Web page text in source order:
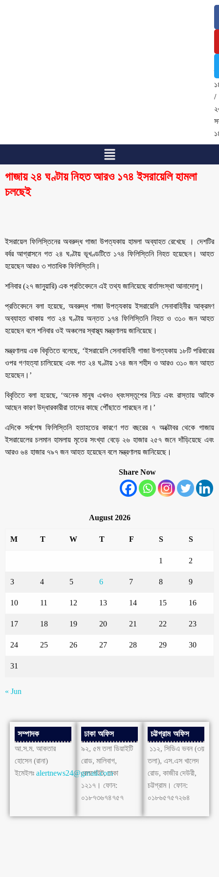
/
গাজায় ২৪ ঘণ্টায় নিহত আরও ১৭৪ ইসরায়েলি হামলা
চলছেই
ইসরায়েল ফিলিস্তিনের অবরুদ্ধ গাজা উপত্যকায় হামলা অব্যাহত রেখেছে । দেশটির
বর্বর আগ্রাসনে গত ২৪ ঘণ্টায় ভূখণ্ডটিতে ১৭৪ ফিলিস্তিনি নিহত হয়েছেন। আহত
হয়েছেন আরও ৩ শতাধিক ফিলিস্তিনি।
শনিবার (২৭ জানুয়ারি) এক প্রতিবেদনে এই তথ্য জানিয়েছে বার্তাসংস্থা আনাদোলু।
প্রতিবেদনে বলা হয়েছে, অবরুদ্ধ গাজা উপত্যকায় ইসরায়েলি সেনাবাহিনীর আক্রমণ
অব্যাহত থাকায় গত ২৪ ঘণ্টায় অন্তত ১৭৪ ফিলিস্তিনি নিহত ও ৩১০ জন আহত
হয়েছেন বলে শনিবার ওই অঞ্চলের স্বাস্থ্য মন্ত্রণালয় জানিয়েছে।
মন্ত্রণালয় এক বিবৃতিতে বলেছে, ‘ইসরায়েলি সেনাবাহিনী গাজা উপত্যকায় ১৮টি পরিবারের
ওপর গণহত্যা চালিয়েছে এবং গত ২৪ ঘণ্টায় ১৭৪ জন শহীদ ও আরও ৩১০ জন আহত
হয়েছেন।’
বিবৃতিতে বলা হয়েছে, ‘অনেক মানুষ এখনও ধ্বংসস্তূপের নিচে এবং রাস্তায় আটকে
আছেন কারণ উদ্ধারকারীরা তাদের কাছে পৌঁছাতে পারছেন না।’
এদিকে সর্বশেষ ফিলিস্তিনি হতাহতের কারণে গত বছরের ৭ অক্টোবর থেকে গাজায়
ইসরায়েলের চলমান হামলায় মৃতের সংখ্যা বেড়ে ২৬ হাজার ২৫৭ জনে দাঁড়িয়েছে এবং
আরও ৬৪ হাজার ৭৯৭ জন আহত হয়েছেন বলে মন্ত্রণালয় জানিয়েছে।
Share Now
August 2026
M T W T F S S
1 2
3 4 5 6 7 8 9
10 11 12 13 14 15 16
17 18 19 20 21 22 23
24 25 26 27 28 29 30
31
« Jun
সম্পাদক
আ.স.ম. আকতার
হোসেন (রানা)
ইমেইলঃ alertnews24@gmail.com
ঢাকা অফিস
৯২, ৫ম তলা ডিয়াইটি
রোড, মালিবাগ,
রেলগেইট, ঢাকা
১২১৭। ফোন:
০১৮৭৩৬৭৪৭৫৭
চট্টগ্রাম অফিস
১১২, সিডিএ ভবন (৩য়
তলা), এস.এস খালেদ
রোড, কাজীর দেউরী,
চট্টগ্রাম। ফোন:
০১৮৬৫৭৫৭২৬৪